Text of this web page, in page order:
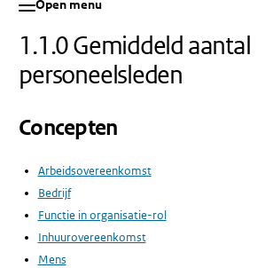
Open menu
1.1.0 Gemiddeld aantal
personeelsleden
Concepten
Arbeidsovereenkomst
Bedrijf
Functie in organisatie-rol
Inhuurovereenkomst
Mens